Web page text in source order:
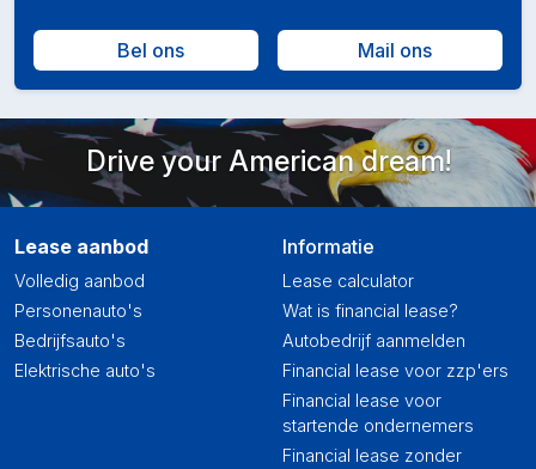
Bel ons Mail ons
Drive your American dream!
Lease aanbod
Volledig aanbod
Personenauto's
Bedrijfsauto's
Elektrische auto's
Informatie
Lease calculator
Wat is financial lease?
Autobedrijf aanmelden
Financial lease voor zzp'ers
Financial lease voor
startende ondernemers
Financial lease zonder